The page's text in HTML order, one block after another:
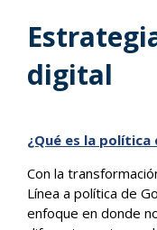
digital
¿Qué es la
Con la
Línea a política de
enfoque en donde